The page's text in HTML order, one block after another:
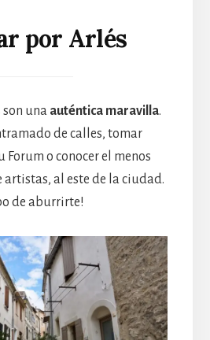
por Arlés
son una auténtica maravilla.
de calles, tomar
Forum o conocer el menos
al este de la ciudad.
de aburrirte!